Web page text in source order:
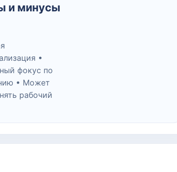
и минусы
•
фокус по
• Может
рабочий